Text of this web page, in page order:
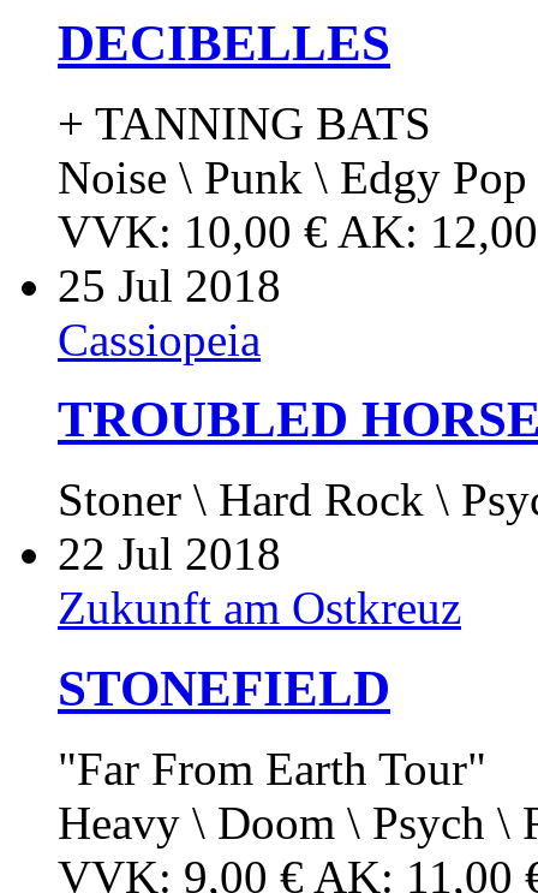
DECIBELLES
+ TANNING BATS
Noise \ Punk \ Edgy Pop
VVK: 10,00 € AK:
25 Jul 2018
Cassiopeia
TROUBLED
Stoner \ Hard Rock \
22 Jul 2018
Zukunft am Ostkreuz
STONEFIELD
"Far From Earth Tour"
Heavy \ Doom \ Psych \
VVK: 9,00 € AK: 11,00